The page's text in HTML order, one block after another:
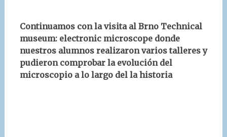
Continuamos con la visita al Brno Technical
museum: electronic microscope donde
nuestros alumnos realizaron varios talleres y
pudieron comprobar la evolución del
microscopio a lo largo del la historia